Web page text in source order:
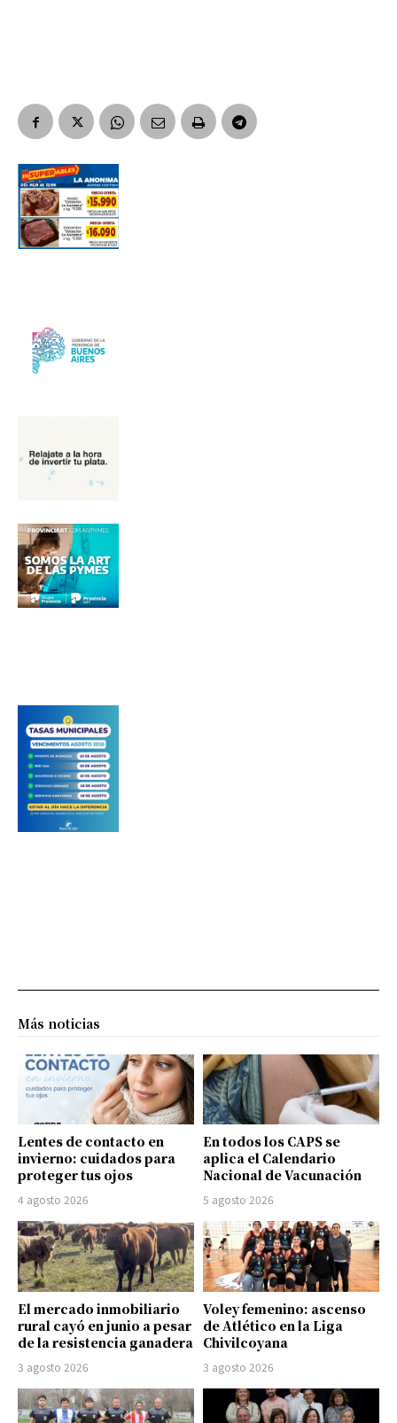
Dirección de correo electrónico
Nombre
Apellidos
Más noticias
Lentes de contacto en
invierno: cuidados para
proteger tus ojos
4 agosto 2026
En todos los CAPS se
aplica el Calendario
Nacional de Vacunación
5 agosto 2026
El mercado inmobiliario
rural cayó en junio a pesar
de la resistencia ganadera
3 agosto 2026
Voley femenino: ascenso
de Atlético en la Liga
Chivilcoyana
3 agosto 2026